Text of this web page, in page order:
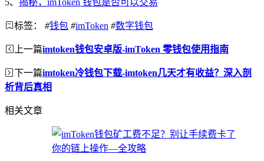
标签： #钱包 #imToken #数字钱包
上一篇imtoken钱包安卓版-imToken 零钱包使用指南
下一篇imtoken冷钱包下载-imtoken几天才有收益？深入剖
析背后真相
相关文章